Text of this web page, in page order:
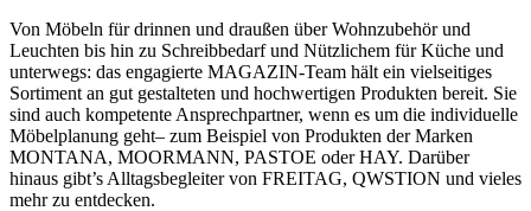
Von Möbeln für drinnen und draußen über Wohnzubehör und
Leuchten bis hin zu Schreibbedarf und Nützlichem für Küche und
unterwegs: das engagierte MAGAZIN-Team hält ein vielseitiges
Sortiment an gut gestalteten und hochwertigen Produkten bereit. Sie
sind auch kompetente Ansprechpartner, wenn es um die individuelle
Möbelplanung geht– zum Beispiel von Produkten der Marken
MONTANA, MOORMANN, PASTOE oder HAY. Darüber
hinaus gibt’s Alltagsbegleiter von FREITAG, QWSTION und vieles
mehr zu entdecken.